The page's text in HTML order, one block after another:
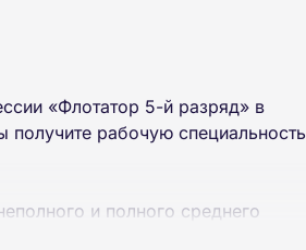
«Флотатор 5-й разряд» в
рабочую специальность
и полного среднего